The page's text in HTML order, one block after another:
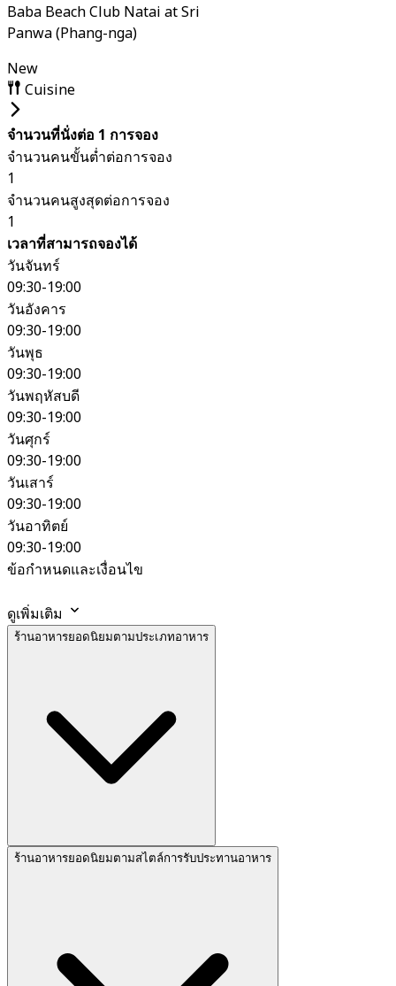
Baba Beach Club Natai at Sri
Panwa (Phang-nga)
New
Cuisine
จำนวนที่นั่งต่อ 1 การจอง
จำนวนคนขั้นต่ำต่อการจอง
1
จำนวนคนสูงสุดต่อการจอง
1
เวลาที่สามารถจองได้
วันจันทร์
09:30-19:00
วันอังคาร
09:30-19:00
วันพุธ
09:30-19:00
วันพฤหัสบดี
09:30-19:00
วันศุกร์
09:30-19:00
วันเสาร์
09:30-19:00
วันอาทิตย์
09:30-19:00
ข้อกำหนดและเงื่อนไข
ดูเพิ่มเติม
ร้านอาหารยอดนิยมตามประเภทอาหาร
ร้านอาหารยอดนิยมตามสไตล์การรับประทานอาหาร